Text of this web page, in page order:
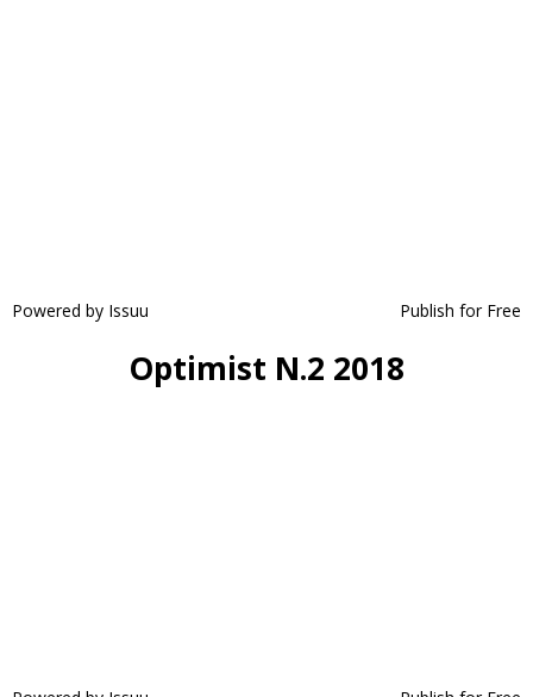
Powered by Issuu Publish for Free
Optimist N.2 2018